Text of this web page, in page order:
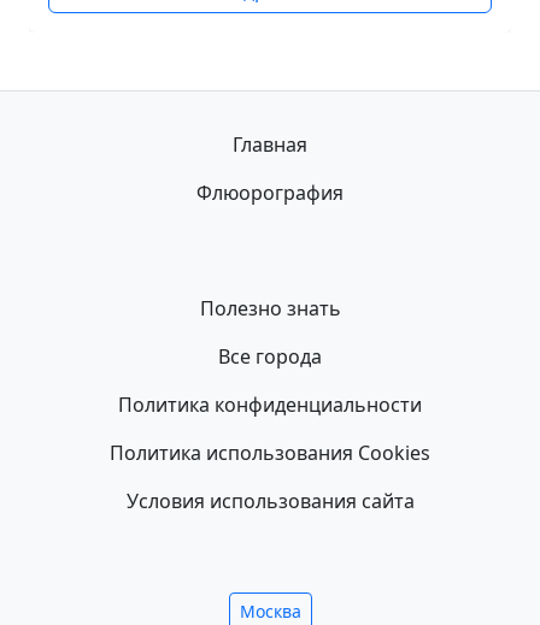
Главная
Флюорография
Полезно знать
Все города
Политика конфиденциальности
Политика использования Cookies
Условия использования сайта
Москва